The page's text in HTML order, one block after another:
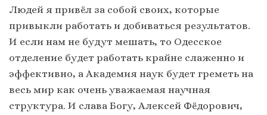
Людей я привёл за собой своих, которые
привыкли работать и добиваться результатов.
И если нам не будут мешать, то Одесское
отделение будет работать крайне слаженно и
эффективно, а Академия наук будет греметь на
весь мир как очень уважаемая научная
структура. И слава Богу, Алексей Фёдорович,